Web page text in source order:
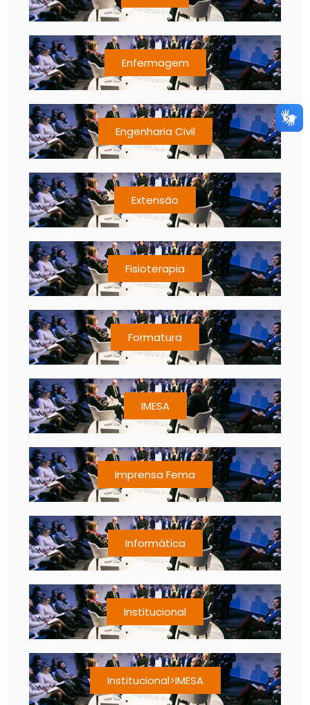
Enfermagem
Engenharia Civil
Extensão
Fisioterapia
Formatura
IMESA
Imprensa Fema
Informática
Institucional
Institucional>IMESA